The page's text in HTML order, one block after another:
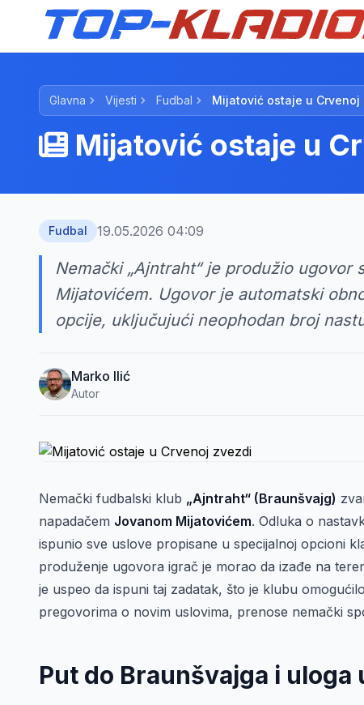
Glavna Vijesti Fudbal Mijatović ostaje u Crvenoj
Mijatović ostaje u
Fudbal 19.05.2026 04:09
Nemački „Ajntraht“ je produžio ugovor
Mijatovićem. Ugovor je automatski
opcije, uključujući neophodan broj
Marko Ilić
Autor
Nemački fudbalski klub „Ajntraht“ (Braunšvajg)
napadačem Jovanom Mijatovićem. Odluka o
ispunio sve uslove propisane u specijalnoj opcioni
produženje ugovora igrač je morao da izađe na
je uspeo da ispuni taj zadatak, što je klubu
pregovorima o novim uslovima, prenose nemački
Put do Braunšvajga i uloga